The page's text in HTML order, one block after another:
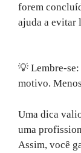
forem
ajuda a evitar
💡 Lembre-
motivo.
Uma dica
uma
Assim, você